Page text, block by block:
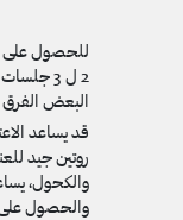
البعض
قد يساعد
روتين جيد
والكحول،
والحصول